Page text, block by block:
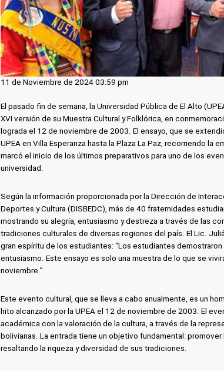
11 de Noviembre de 2024 03:59 pm
El pasado fin de semana, la Universidad Pública de El Alto
XVI versión de su Muestra Cultural y Folklórica, en
lograda el 12 de noviembre de 2003. El ensayo, que se
UPEA en Villa Esperanza hasta la Plaza La Paz, recorriendo la
marcó el inicio de los últimos preparativos para uno de los
universidad.
Según la información proporcionada por la Dirección de
Deportes y Cultura (DISBEDC), más de 40 fraternidades
mostrando su alegría, entusiasmo y destreza a través de las
tradiciones culturales de diversas regiones del país. El Lic.
gran espíritu de los estudiantes: “Los estudiantes demostraron
entusiasmo. Este ensayo es solo una muestra de lo que se
noviembre.”
Este evento cultural, que se lleva a cabo anualmente, es un
hito alcanzado por la UPEA el 12 de noviembre de 2003. El
académica con la valoración de la cultura, a través de la
bolivianas. La entrada tiene un objetivo fundamental:
resaltando la riqueza y diversidad de sus tradiciones.